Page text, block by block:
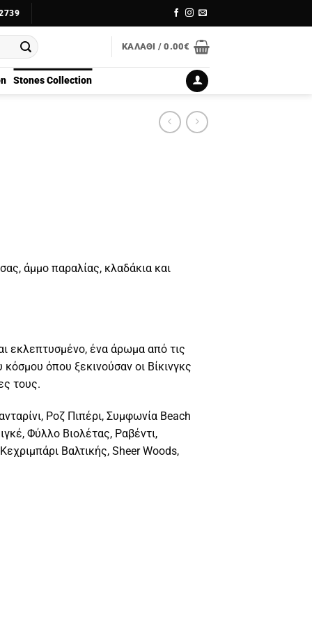
ΚΑΛΆΘΙ /0.00€
Stones Collection
άμμο παραλίας, κλαδάκια και
εκλεπτυσμένο, ένα άρωμα από τις
όπου ξεκινούσαν οι Βίκινγκς
τους.
Ροζ Πιπέρι, Συμφωνία Beach
Φύλλο Βιολέτας, Ραβέντι,
Βαλτικής, Sheer Woods,